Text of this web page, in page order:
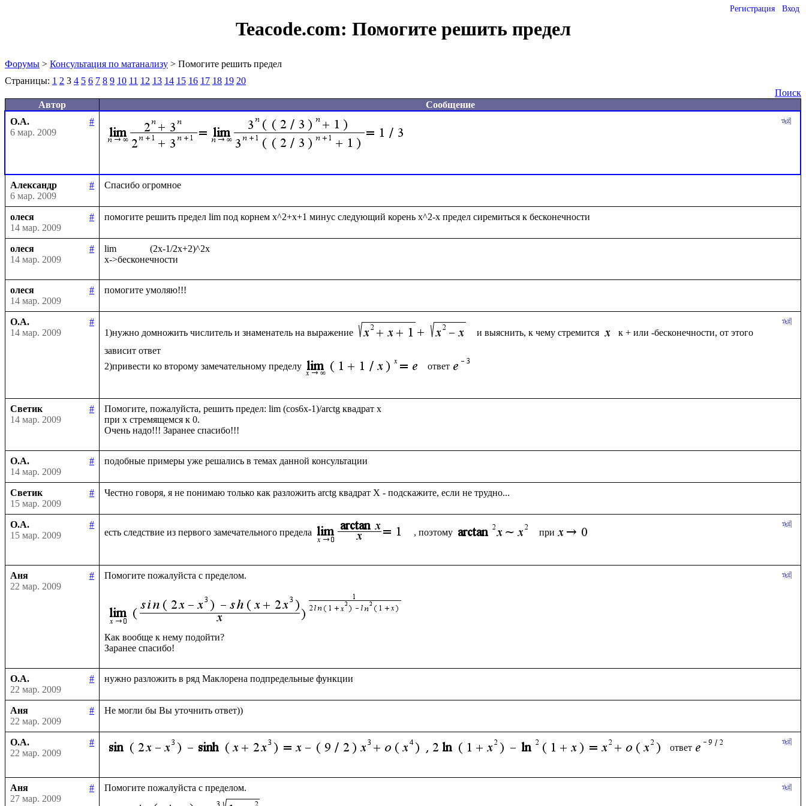
Регистрация Вход
Teacode.com: Помогите решить предел
Форумы > Консультация по матанализу > Помогите решить предел
Страницы: 1 2 3 4 5 6 7 8 9 10 11 12 13 14 15 16 17 18 19 20
Поиск
Автор
Сообщение
О.А.
#
6 мар. 2009
Александр
#
6 мар. 2009
олеся
#
14 мар. 2009
олеся
#
14 мар. 2009
lim              (2x-1/2x+2)^2x
олеся
#
14 мар. 2009
О.А.
#
14 мар. 2009
1)нужно домножить числитель и знаменатель на выражение и выяснить, к чему стремится
к + или -бесконечности, от этого
зависит ответ
2)привести ко второму замечательному пределу
ответ
Светик
#
14 мар. 2009
Помогите, пожалуйста, решить предел: lim (cos6x-1)/arctg квадрат x
при х стремящемся к 0.
О.А.
#
14 мар. 2009
Светик
#
15 мар. 2009
О.А.
#
15 мар. 2009
есть следствие из первого замечательного предела , поэтому при
Аня
#
22 мар. 2009
Помогите пожалуйста с пределом.
Как вообще к нему подойти?
О.А.
#
22 мар. 2009
Аня
#
22 мар. 2009
О.А.
#
22 мар. 2009
ответ
Аня
#
27 мар. 2009